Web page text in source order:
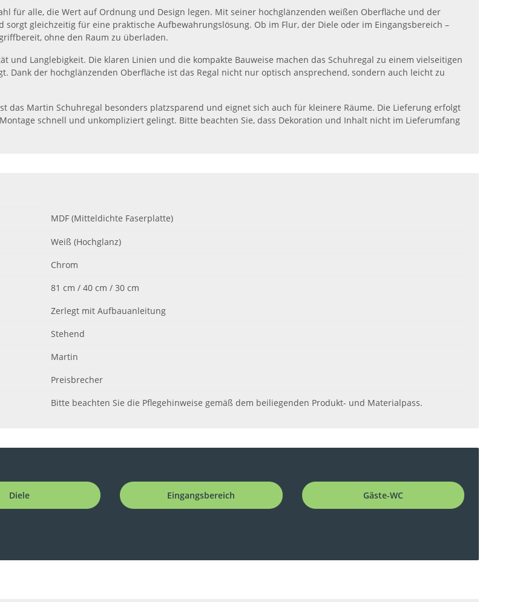
für alle, die Wert auf Ordnung und Design legen. Mit seiner hochglänzenden weißen Oberfläche und der
gleichzeitig für eine praktische Aufbewahrungslösung. Ob im Flur, der Diele oder im Eingangsbereich –
ohne den Raum zu überladen.
und Langlebigkeit. Die klaren Linien und die kompakte Bauweise machen das Schuhregal zu einem vielseitigen
Dank der hochglänzenden Oberfläche ist das Regal nicht nur optisch ansprechend, sondern auch leicht zu
das Martin Schuhregal besonders platzsparend und eignet sich auch für kleinere Räume. Die Lieferung erfolgt
schnell und unkompliziert gelingt. Bitte beachten Sie, dass Dekoration und Inhalt nicht im Lieferumfang
MDF (Mitteldichte Faserplatte)
Weiß (Hochglanz)
Chrom
81 cm / 40 cm / 30 cm
Zerlegt mit Aufbauanleitung
Stehend
Martin
Preisbrecher
Bitte beachten Sie die Pflegehinweise gemäß dem beiliegenden Produkt- und Materialpass.
Diele Eingangsbereich Gäste-WC